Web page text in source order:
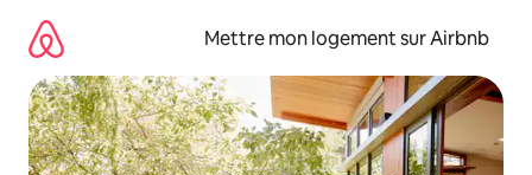
directement
contenu
Mettre mon logement sur Airbnb